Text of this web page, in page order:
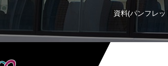
資料(パンフレ